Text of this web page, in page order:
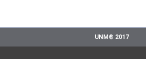
UNM® 2017